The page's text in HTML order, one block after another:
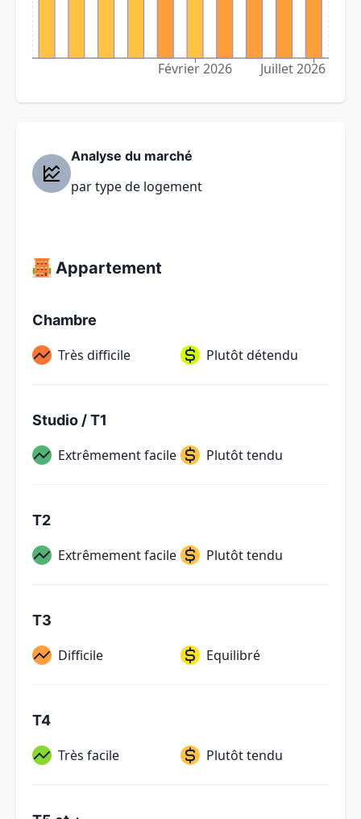
Février 2026 Juillet 2026
Analyse du marché
par type de logement
Appartement
Chambre
Très difficile Plutôt détendu
Studio / T1
Extrêmement facile Plutôt tendu
T2
Extrêmement facile Plutôt tendu
T3
Difficile Equilibré
T4
Très facile Plutôt tendu